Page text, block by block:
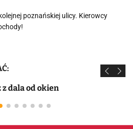
poznańskiej ulicy. Kierowcy
dala od okien